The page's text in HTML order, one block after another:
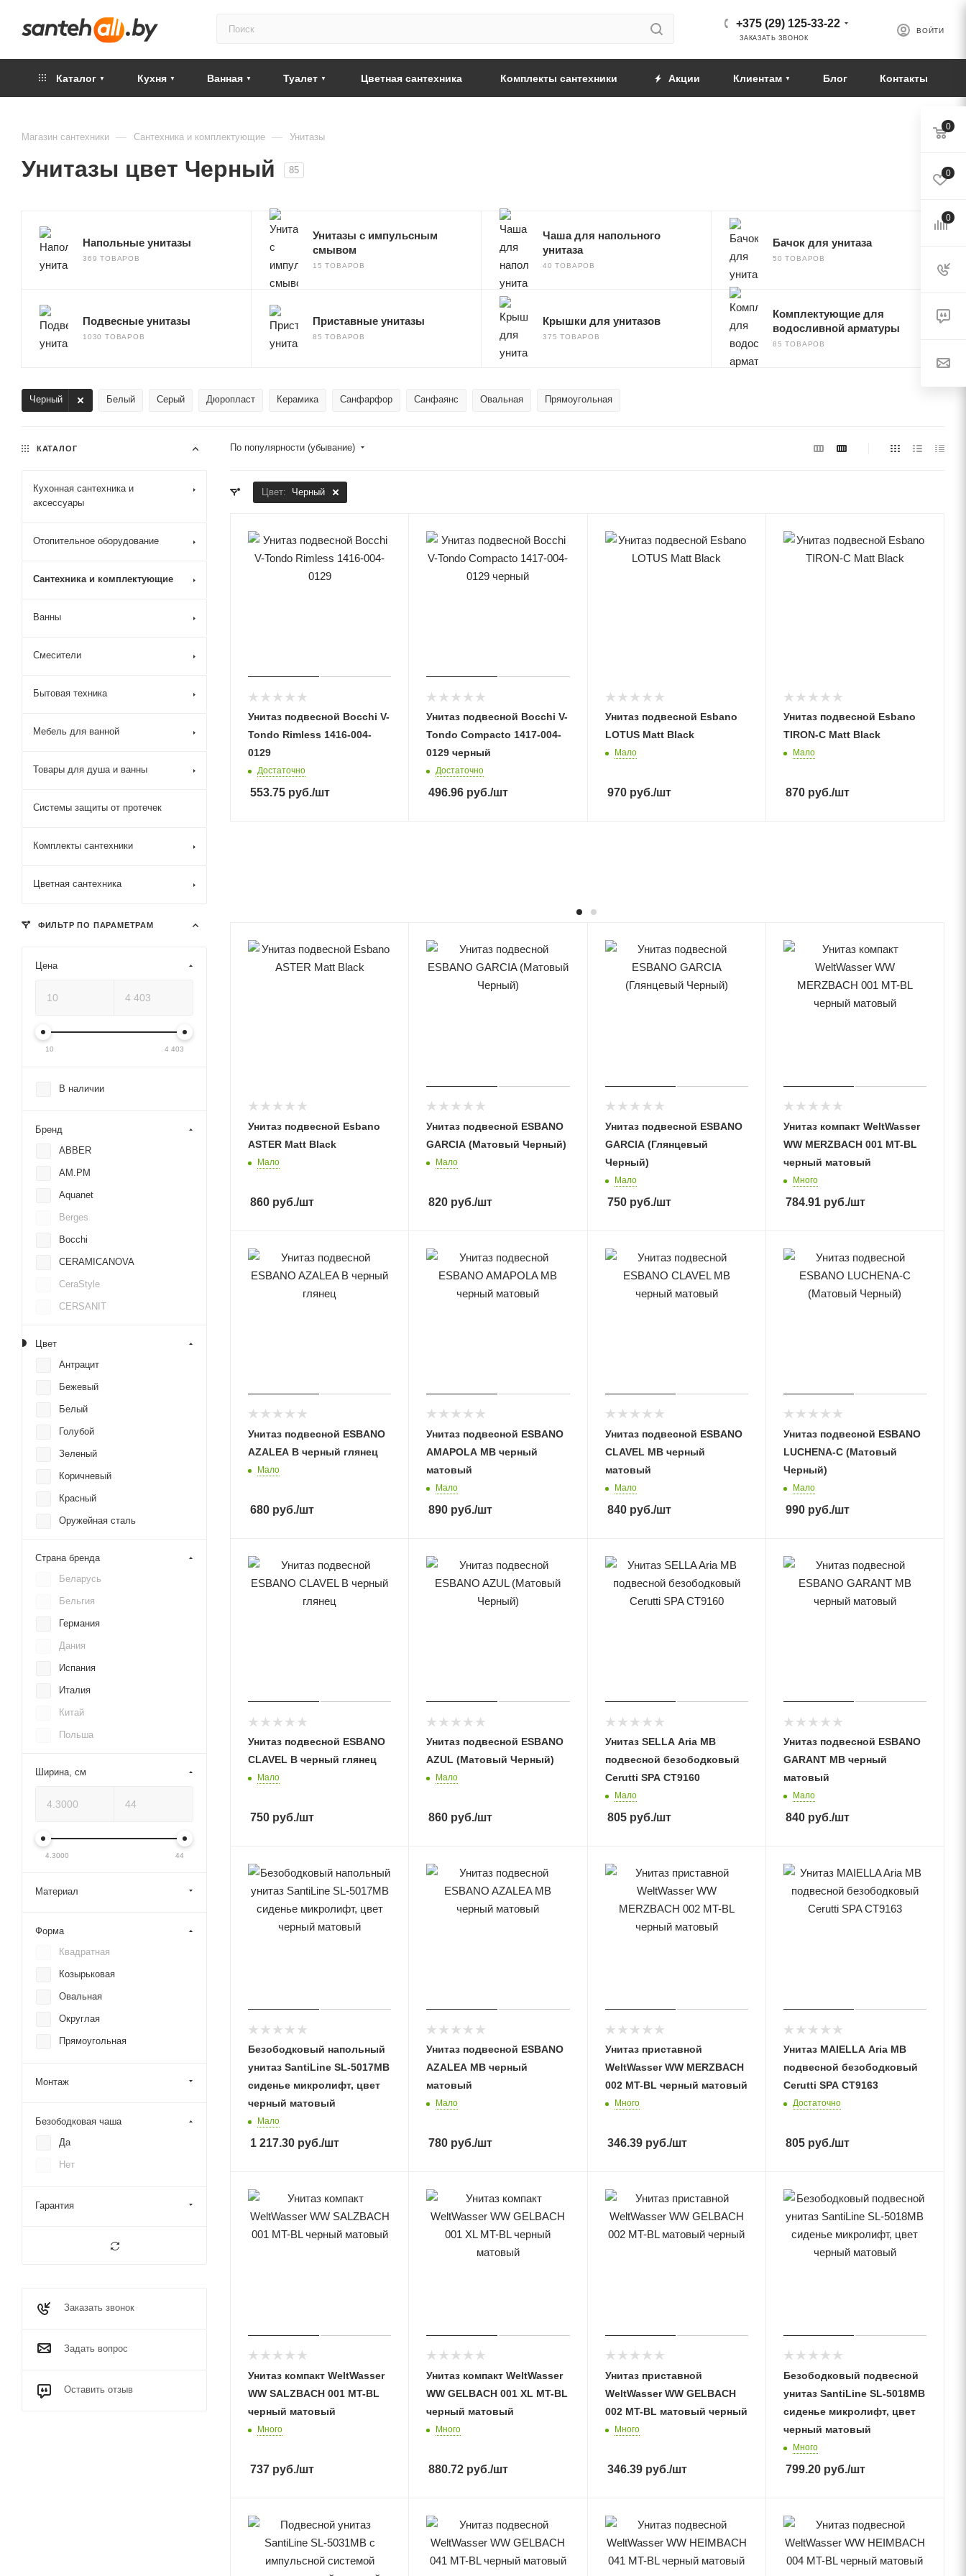
ВОЙТИ
+375 (29) 125-33-22
ЗАКАЗАТЬ ЗВОНОК
Каталог Кухня Ванная Туалет Цветная сантехника Комплекты сантехники Акции Клиентам Блог Контакты
Магазин сантехники — Сантехника и комплектующие — Унитазы
Унитазы цвет Черный 85
Напольные унитазы
369 ТОВАРОВ
Унитазы с импульсным
смывом
15 ТОВАРОВ
Чаша для напольного
унитаза
40 ТОВАРОВ
Бачок для унитаза
50 ТОВАРОВ
Подвесные унитазы
1030 ТОВАРОВ
Приставные унитазы
85 ТОВАРОВ
Крышки для унитазов
375 ТОВАРОВ
Комплектующие для
водосливной арматуры
85 ТОВАРОВ
Белый Серый
Черный Дюропласт Керамика Санфарфор Санфаянс Овальная Прямоугольная
По популярности (убывание)
Цвет: Черный
Унитаз подвесной Bocchi V-
Tondo Rimless 1416-004-
0129
Достаточно
553.75 руб./шт
Унитаз подвесной Bocchi V-
Tondo Compacto 1417-004-
0129 черный
Достаточно
496.96 руб./шт
Унитаз подвесной Esbano
LOTUS Matt Black
Мало
970руб./шт
Унитаз подвесной Esbano
TIRON-C Matt Black
Мало
870руб./шт
Унитаз подвесной Esbano
ASTER Matt Black
Мало
860 руб./шт
Унитаз подвесной ESBANO
GARCIA (Матовый Черный)
Мало
820 руб./шт
Унитаз подвесной ESBANO
GARCIA (Глянцевый
Черный)
Мало
750руб./шт
Унитаз компакт WeltWasser
WW MERZBACH 001 MT-BL
черный матовый
Много
784.91руб./шт
Унитаз подвесной ESBANO
AZALEA B черный глянец
Мало
680 руб./шт
Унитаз подвесной ESBANO
AMAPOLA MB черный
матовый
Мало
890 руб./шт
Унитаз подвесной ESBANO
CLAVEL MB черный
матовый
Мало
840руб./шт
Унитаз подвесной ESBANO
LUCHENA-С (Матовый
Черный)
Мало
990руб./шт
Унитаз подвесной ESBANO
CLAVEL B черный глянец
Мало
750 руб./шт
Унитаз подвесной ESBANO
AZUL (Матовый Черный)
Мало
860 руб./шт
Унитаз SELLA Aria MB
подвесной безободковый
Cerutti SPA CT9160
Мало
805руб./шт
Унитаз подвесной ESBANO
GARANT MB черный
матовый
Мало
840руб./шт
Безободковый напольный
унитаз SantiLine SL-5017MB
сиденье микролифт, цвет
черный матовый
Мало
1 217.30 руб./шт
Унитаз подвесной ESBANO
AZALEA MB черный
матовый
Мало
780 руб./шт
Унитаз приставной
WeltWasser WW MERZBACH
002 MT-BL черный матовый
Много
346.39руб./шт
Унитаз MAIELLA Aria MB
подвесной безободковый
Cerutti SPA CT9163
Достаточно
805руб./шт
Унитаз компакт WeltWasser
WW SALZBACH 001 MT-BL
черный матовый
Много
737 руб./шт
Унитаз компакт WeltWasser
WW GELBACH 001 XL MT-BL
черный матовый
Много
880.72 руб./шт
Унитаз приставной
WeltWasser WW GELBACH
002 MT-BL матовый черный
Много
346.39руб./шт
Безободковый подвесной
унитаз SantiLine SL-5018MB
сиденье микролифт, цвет
черный матовый
Много
799.20руб./шт
КАТАЛОГ
Кухонная сантехника и
аксессуары
Отопительное оборудование
Сантехника и комплектующие
Ванны
Смесители
Бытовая техника
Мебель для ванной
Товары для душа и ванны
Системы защиты от протечек
Комплекты сантехники
Цветная сантехника
ФИЛЬТР ПО ПАРАМЕТРАМ
Цена
10 4 403
В наличии
Бренд
ABBER
AM.PM
Aquanet
Berges
Bocchi
CERAMICANOVA
CeraStyle
CERSANIT
Damixa
Esbano
Grossman
IDDIS
Ideal Standard
MILLEAU
Oli
RAVAK
Roca
Roxen
SantiLine
Schell
TERMINUS
UPTREND
Vincea
Цвет
Антрацит
Бежевый
Белый
Голубой
Зеленый
Коричневый
Красный
Оружейная сталь
Серый металлик
Черный
Страна бренда
Беларусь
Бельгия
Германия
Дания
Испания
Италия
Китай
Польша
Россия
Россия;Китай
Чехия
Ширина, см
4.3000 44
Материал
Форма
Квадратная
Козырьковая
Овальная
Округлая
Прямоугольная
Монтаж
Безободковая чаша
Да
Нет
Гарантия
Заказать звонок
Задать вопрос
Оставить отзыв
0
0
0